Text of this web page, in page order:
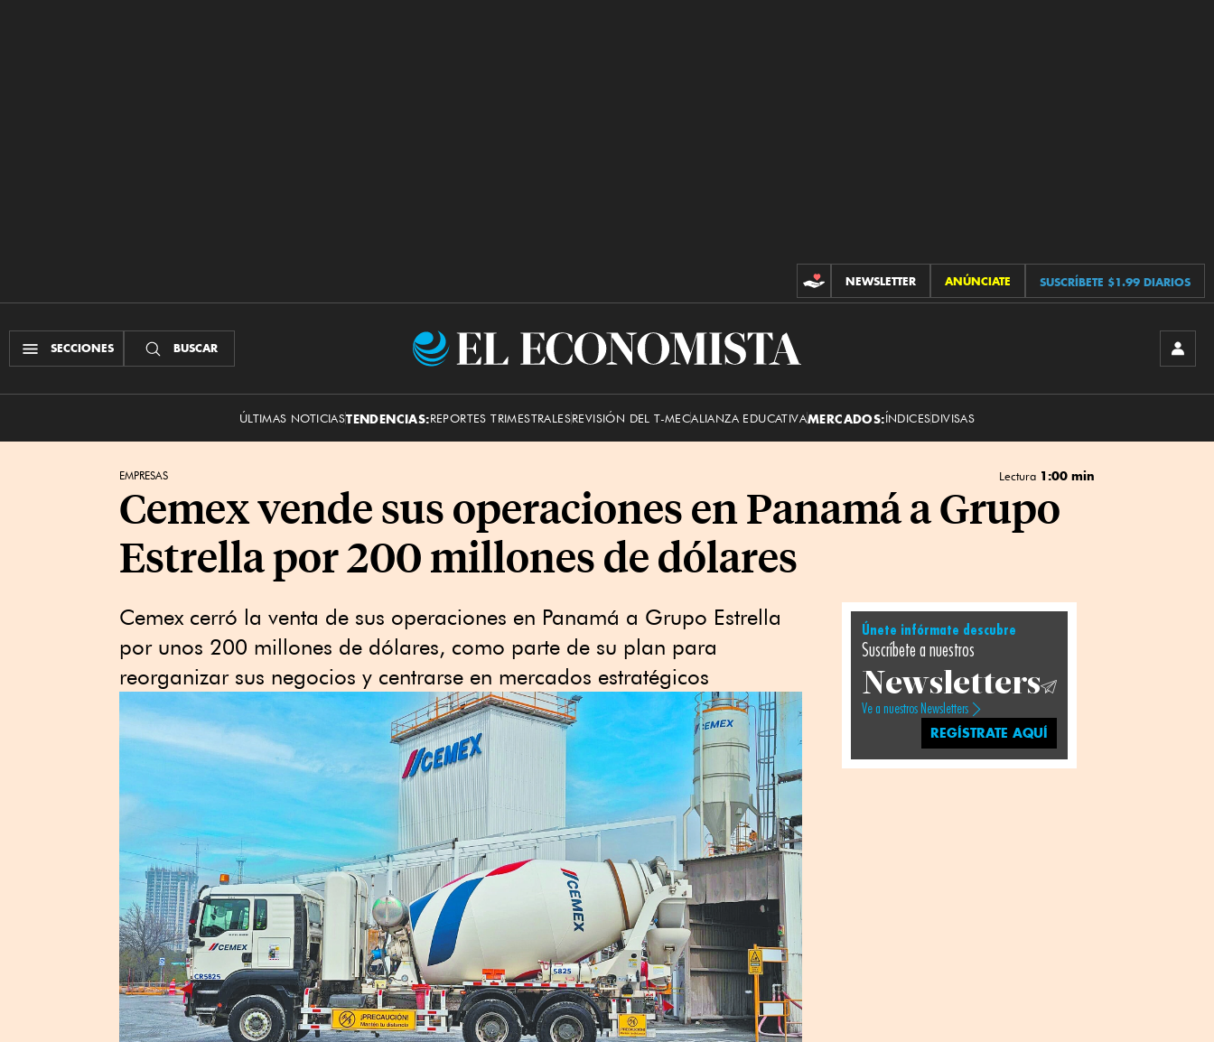
CONTRIBUCIONES
NEWSLETTER ANÚNCIATE SUSCRÍBETE $1.99 DIARIOS
SECCIONES BUSCAR
El
ÚLTIMAS NOTICIASTENDENCIAS:REPORTES TRIMESTRALESREVISIÓN DEL T-MECALIANZA EDUCATIVAMERCADOS:ÍNDICESDIVISAS
EMPRESAS Lectura 1:00 min
Cemex vende sus operaciones en Panamá a Grupo
Estrella por 200 millones de dólares
Cemex cerró la venta de sus operaciones en Panamá a Grupo Estrella
por unos 200 millones de dólares, como parte de su plan para
reorganizar sus negocios y centrarse en mercados estratégicos
Únete infórmate descubre
Suscríbete a nuestros
Newsletters
Ve a nuestros Newsletters
REGÍSTRATE AQUÍ